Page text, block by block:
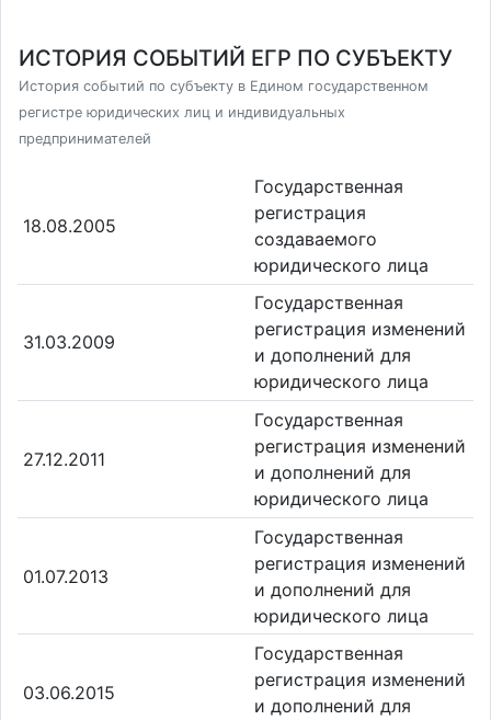
ИСТОРИЯ СОБЫТИЙ ЕГР ПО СУБЪЕКТУ
История событий по субъекту в Едином государственном
регистре юридических лиц и индивидуальных
предпринимателей
18.08.2005
Государственная
регистрация
создаваемого
юридического лица
31.03.2009
Государственная
регистрация изменений
и дополнений для
юридического лица
27.12.2011
Государственная
регистрация изменений
и дополнений для
юридического лица
01.07.2013
Государственная
регистрация изменений
и дополнений для
юридического лица
03.06.2015
Государственная
регистрация изменений
и дополнений для